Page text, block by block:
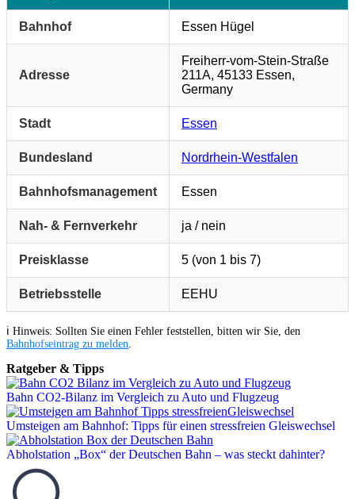
Bahnhof Essen Hügel
Adresse
Freiherr-vom-Stein-Straße
211A, 45133 Essen,
Germany
Stadt Essen
Bundesland Nordrhein-Westfalen
Bahnhofsmanagement Essen
Nah- & Fernverkehr ja / nein
Preisklasse 5 (von 1 bis 7)
Betriebsstelle EEHU
ℹ️ Hinweis: Sollten Sie einen Fehler feststellen, bitten wir Sie, den
Bahnhofseintrag zu melden
Ratgeber & Tipps
Bahn CO2-Bilanz im Vergleich zu Auto und Flugzeug
Umsteigen am Bahnhof: Tipps für einen stressfreien Gleiswechsel
Abholstation „Box“ der Deutschen Bahn – was steckt dahinter?